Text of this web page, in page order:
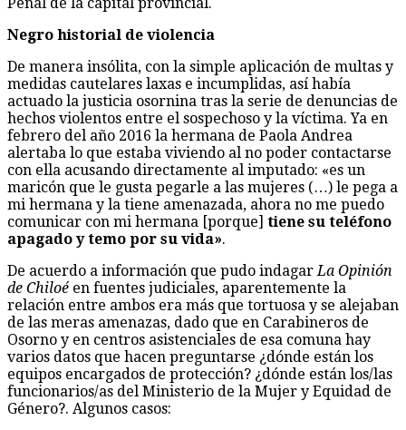
Negro historial de violencia
De manera insólita, con la simple aplicación de multas y
medidas cautelares laxas e incumplidas, así había
actuado la justicia osornina tras la serie de denuncias de
hechos violentos entre el sospechoso y la víctima. Ya en
febrero del año 2016 la hermana de Paola Andrea
alertaba lo que estaba viviendo al no poder contactarse
con ella acusando directamente al imputado: «es un
maricón que le gusta pegarle a las mujeres (…) le pega a
mi hermana y la tiene amenazada, ahora no me puedo
comunicar con mi hermana [porque] tiene su teléfono
apagado y temo por su vida».
De acuerdo a información que pudo indagar La Opinión
de Chiloé en fuentes judiciales, aparentemente la
relación entre ambos era más que tortuosa y se alejaban
de las meras amenazas, dado que en Carabineros de
Osorno y en centros asistenciales de esa comuna hay
varios datos que hacen preguntarse ¿dónde están los
equipos encargados de protección? ¿dónde están los/las
funcionarios/as del Ministerio de la Mujer y Equidad de
Género?. Algunos casos: